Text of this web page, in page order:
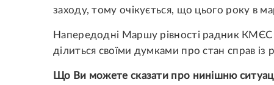
заходу, тому очікується, що цього року в
Напередодні Маршу рівності радник
ділиться своїми думками про стан справ із
Що Ви можете сказати про нинішню